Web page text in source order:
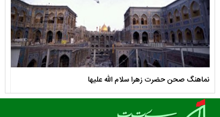
نماهنگ صحن حضرت زهرا سلام الله علیها